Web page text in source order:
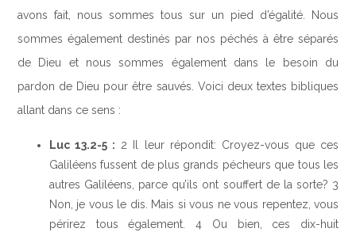
avons fait, nous sommes tous sur un pied d’égalité. Nous
sommes également destinés par nos péchés à être séparés
de Dieu et nous sommes également dans le besoin du
pardon de Dieu pour être sauvés. Voici deux textes bibliques
allant dans ce sens :
Luc 13.2-5 : 2 Il leur répondit: Croyez-vous que ces
Galiléens fussent de plus grands pécheurs que tous les
autres Galiléens, parce qu’ils ont souffert de la sorte? 3
Non, je vous le dis. Mais si vous ne vous repentez, vous
périrez tous également. 4 Ou bien, ces dix-huit